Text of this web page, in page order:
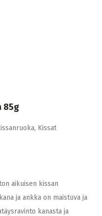
85g
, Kissat
aikuisen kissan
ja ankka on maistuva ja
kanasta ja